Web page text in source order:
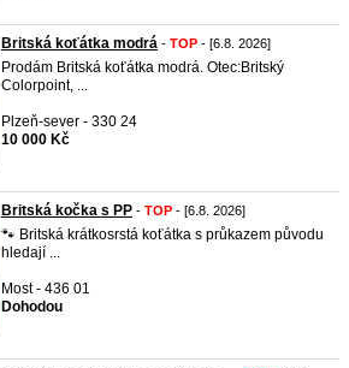
Britská koťátka modrá - TOP - [6.8. 2026]
Prodám Britská koťátka modrá. Otec:Britský
Colorpoint, ...
Plzeň-sever - 330 24
10 000 Kč
Britská kočka s PP - TOP - [6.8. 2026]
🐾 Britská krátkosrstá koťátka s průkazem původu
hledají ...
Most - 436 01
Dohodou